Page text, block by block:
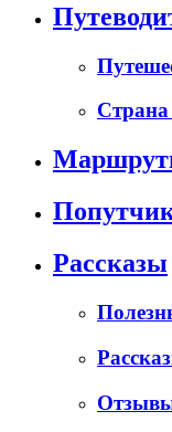
Рассказы